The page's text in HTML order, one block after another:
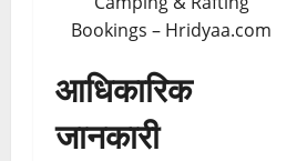
आधिकारिक
जानकारी